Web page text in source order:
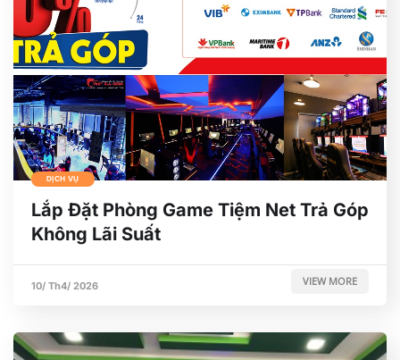
DỊCH VỤ
Lắp Đặt Phòng Game Tiệm Net Trả Góp
Không Lãi Suất
10/ Th4/ 2026 VIEW MORE